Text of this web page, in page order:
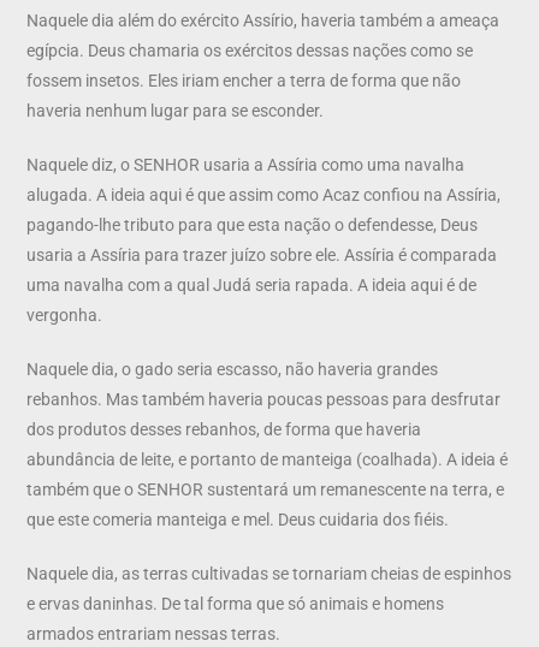
Naquele dia além do exército Assírio, haveria também a ameaça
egípcia. Deus chamaria os exércitos dessas nações como se
fossem insetos. Eles iriam encher a terra de forma que não
haveria nenhum lugar para se esconder.
Naquele diz, o SENHOR usaria a Assíria como uma navalha
alugada. A ideia aqui é que assim como Acaz confiou na Assíria,
pagando-lhe tributo para que esta nação o defendesse, Deus
usaria a Assíria para trazer juízo sobre ele. Assíria é comparada
uma navalha com a qual Judá seria rapada. A ideia aqui é de
vergonha.
Naquele dia, o gado seria escasso, não haveria grandes
rebanhos. Mas também haveria poucas pessoas para desfrutar
dos produtos desses rebanhos, de forma que haveria
abundância de leite, e portanto de manteiga (coalhada). A ideia é
também que o SENHOR sustentará um remanescente na terra, e
que este comeria manteiga e mel. Deus cuidaria dos fiéis.
Naquele dia, as terras cultivadas se tornariam cheias de espinhos
e ervas daninhas. De tal forma que só animais e homens
armados entrariam nessas terras.